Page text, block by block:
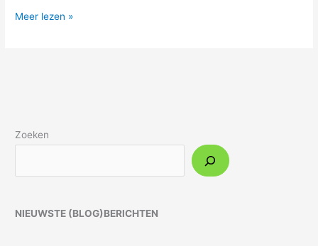
Meer lezen »
Zoeken
NIEUWSTE (BLOG)BERICHTEN